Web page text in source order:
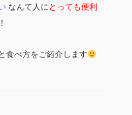
なんて人にとっても便利
食べ方をご紹介します